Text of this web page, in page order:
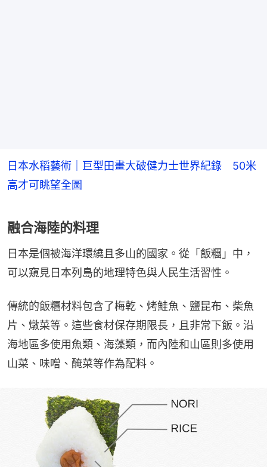
日本水稻藝術｜巨型田畫大破健力士世界紀錄 50米
高才可眺望全圖
融合海陸的料理
日本是個被海洋環繞且多山的國家。從「飯糰」中，
可以窺見日本列島的地理特色與人民生活習性。
傳統的飯糰材料包含了梅乾、烤鮭魚、鹽昆布、柴魚
片、燉菜等。這些食材保存期限長，且非常下飯。沿
海地區多使用魚類、海藻類，而內陸和山區則多使用
山菜、味噌、醃菜等作為配料。